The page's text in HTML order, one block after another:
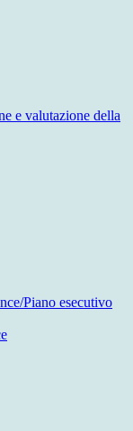
e valutazione della
Piano esecutivo